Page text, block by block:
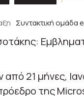
Συντακτική ομάδα
από 21 μήνες,
της